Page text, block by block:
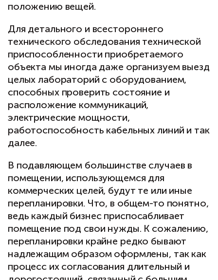
положению вещей.
Для детального и всестороннего
технического обследования технической
приспособленности приобретаемого
объекта мы иногда даже организуем выезд
целых лабораторий с оборудованием,
способных проверить состояние и
расположение коммуникаций,
электрические мощности,
работоспособность кабельных линий и так
далее.
В подавляющем большинстве случаев в
помещении, использующемся для
коммерческих целей, будут те или иные
перепланировки. Что, в общем-то понятно,
ведь каждый бизнес приспосабливает
помещение под свои нужды. К сожалению,
перепланировки крайне редко бывают
надлежащим образом оформлены, так как
процесс их согласования длительный и